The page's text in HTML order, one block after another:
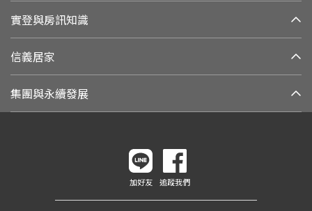
實登與房訊知識
信義居家
集團與永續發展
加好友 追蹤我們